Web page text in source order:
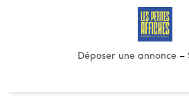
Déposer une annonce–